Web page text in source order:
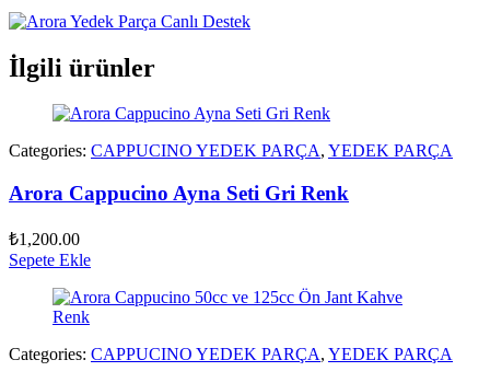
İlgili ürünler
Categories: CAPPUCINO YEDEK PARÇA, YEDEK PARÇA
Arora Cappucino Ayna Seti Gri Renk
₺1,200.00
Sepete Ekle
Categories: CAPPUCINO YEDEK PARÇA, YEDEK PARÇA